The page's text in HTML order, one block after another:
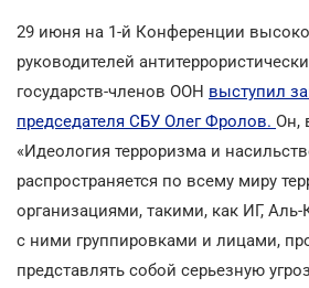
29 июня на 1-й Конференции
руководителей
государств-членов ООН выступил
председателя СБУ Олег Фролов. Он,
«Идеология терроризма и
распространяется по всему миру
организациями, такими, как ИГ,
с ними группировками и лицами,
представлять собой серьезную